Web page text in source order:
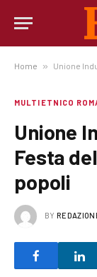
Home » Unione
MULTIETNICO
Unione
Festa
popoli
BY